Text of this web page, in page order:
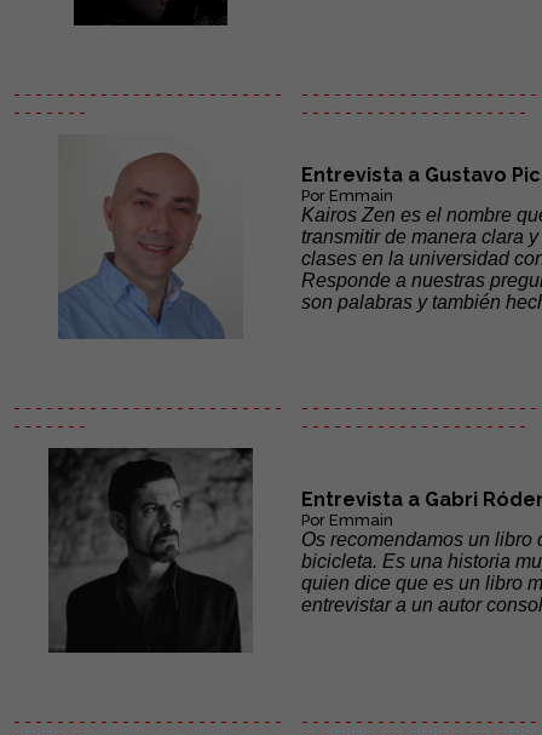
- - - - - - - - - - - - - - - - - - - - - - - - -
- - - - - - -
- - - - - - - - - - - - - - - - - - - - -
- - - - - - - - - - - - - - - - - - - - -
Entrevista a Gustavo
Por Emmain
Kairos Zen es el nombre
transmitir de manera clara
clases en la universidad
Responde a nuestras
son palabras y también
- - - - - - - - - - - - - - - - - - - - - - - - -
- - - - - - -
- - - - - - - - - - - - - - - - - - - - -
- - - - - - - - - - - - - - - - - - - - -
Entrevista a Gabri
Por Emmain
Os recomendamos un
bicicleta. Es una historia
quien dice que es un libro
entrevistar a un autor
- - - - - - - - - - - - - - - - - - - - - - - - -
- - - - - - - - - - - - - - - - - - - - -